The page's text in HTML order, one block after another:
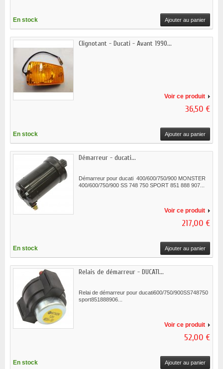
En stock Ajouter au panier
Clignotant - Ducati - Avant 1990...
Voir ce produit
36,50 €
En stock Ajouter au panier
Démarreur - ducati...
Démarreur pour ducati 400/600/750/900 MONSTER
400/600/750/900 SS 748 750 SPORT 851 888 907...
Voir ce produit
217,00 €
En stock Ajouter au panier
Relais de démarreur - DUCATI...
Relai de démarreur pour ducati600/750/900SS748750
sport851888906...
Voir ce produit
52,00 €
En stock Ajouter au panier